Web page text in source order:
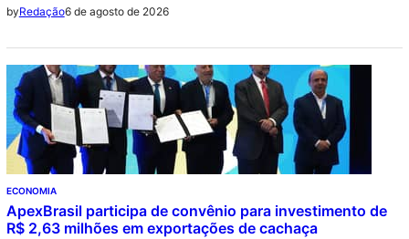
byRedação6 de agosto de 2026
ECONOMIA
ApexBrasil participa de convênio para investimento de
R$ 2,63 milhões em exportações de cachaça